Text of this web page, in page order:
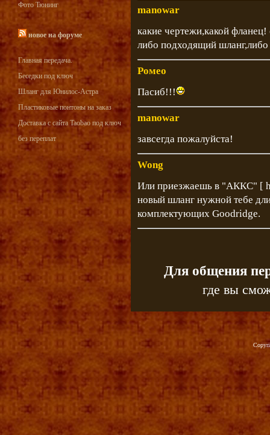
Фото Тюнинг
новое на форуме
Главная передача.
Беседки под ключ
Шланг для Юнилос-Астра
Пластиковые понтоны на заказ
Доставка с сайта Taobao под ключ
без переплат
manowar
какие чертежи,какой
либо подходящий
Ромео
Пасиб!!!
manowar
завсегда пожалуйста!
Wong
Или приезжаешь в "АККС" [
новый шланг нужной тебе
комплектующих Goodridge.
Для общения
где вы